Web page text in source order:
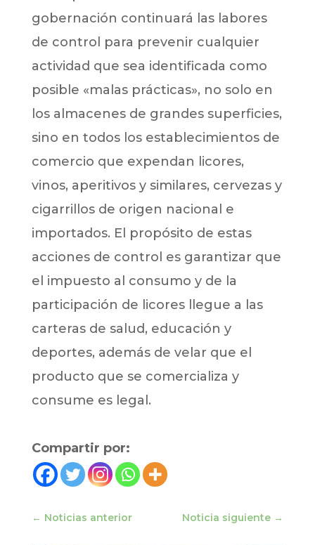
gobernación continuará las labores
de control para prevenir cualquier
actividad que sea identificada como
posible «malas prácticas», no solo en
los almacenes de grandes superficies,
sino en todos los establecimientos de
comercio que expendan licores,
vinos, aperitivos y similares, cervezas y
cigarrillos de origen nacional e
importados. El propósito de estas
acciones de control es garantizar que
el impuesto al consumo y de la
participación de licores llegue a las
carteras de salud, educación y
deportes, además de velar que el
producto que se comercializa y
consume es legal.
Compartir por:
← Noticias anterior Noticia siguiente →